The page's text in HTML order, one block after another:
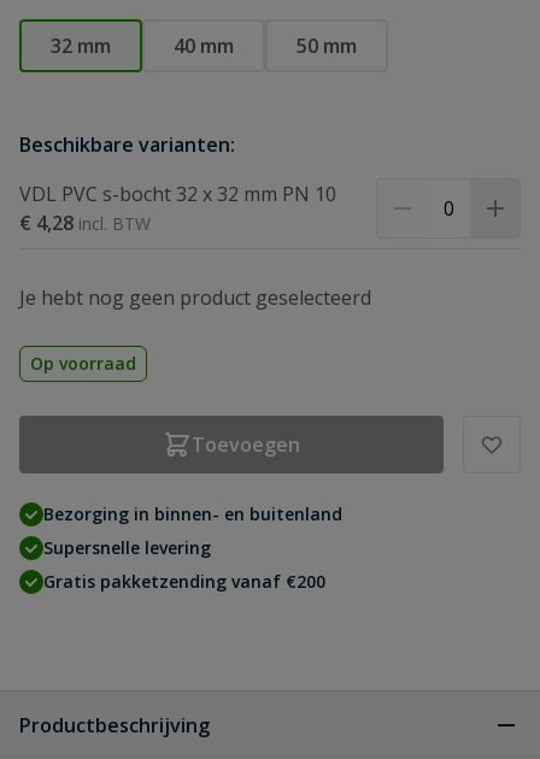
32 mm 40 mm 50 mm
Beschikbare varianten:
VDL PVC s-bocht 32 x 32 mm PN 10
€ 4,28
Je hebt nog geen product geselecteerd
Op voorraad
Toevoegen
Bezorging in binnen- en buitenland
Supersnelle levering
Gratis pakketzending vanaf €200
Productbeschrijving